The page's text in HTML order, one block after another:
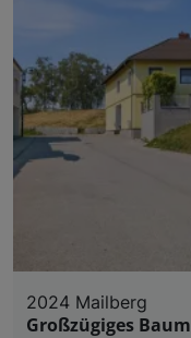
2024 Mailberg
Großzügiges